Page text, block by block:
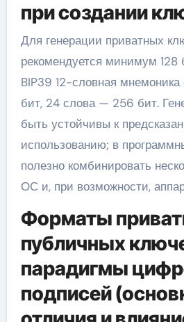
при создании
Для генерации приватных
рекомендуется минимум 128
BIP39 12-словная мнемоника
бит, 24 слова — 256 бит.
быть устойчивы к
использованию; в
полезно комбинировать
ОС и, при возможности,
Форматы
публичных
парадигмы
подписей